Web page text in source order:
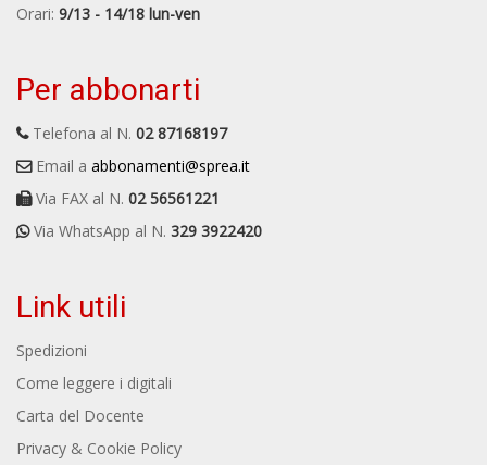
Orari: 9/13 - 14/18 lun-ven
Per abbonarti
Telefona al N. 02 87168197
Email a abbonamenti@sprea.it
Via FAX al N. 02 56561221
Via WhatsApp al N. 329 3922420
Link utili
Spedizioni
Come leggere i digitali
Carta del Docente
Privacy & Cookie Policy